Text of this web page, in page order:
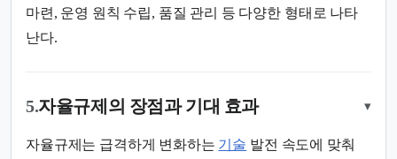
마련, 운영 원칙 수립, 품질 관리 등 다양한 형태로 나타
난다.
5.자율규제의 장점과 기대 효과 ▾
자율규제는 급격하게 변화하는 기술 발전 속도에 맞춰